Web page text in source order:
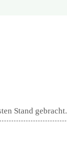
Stand gebracht.